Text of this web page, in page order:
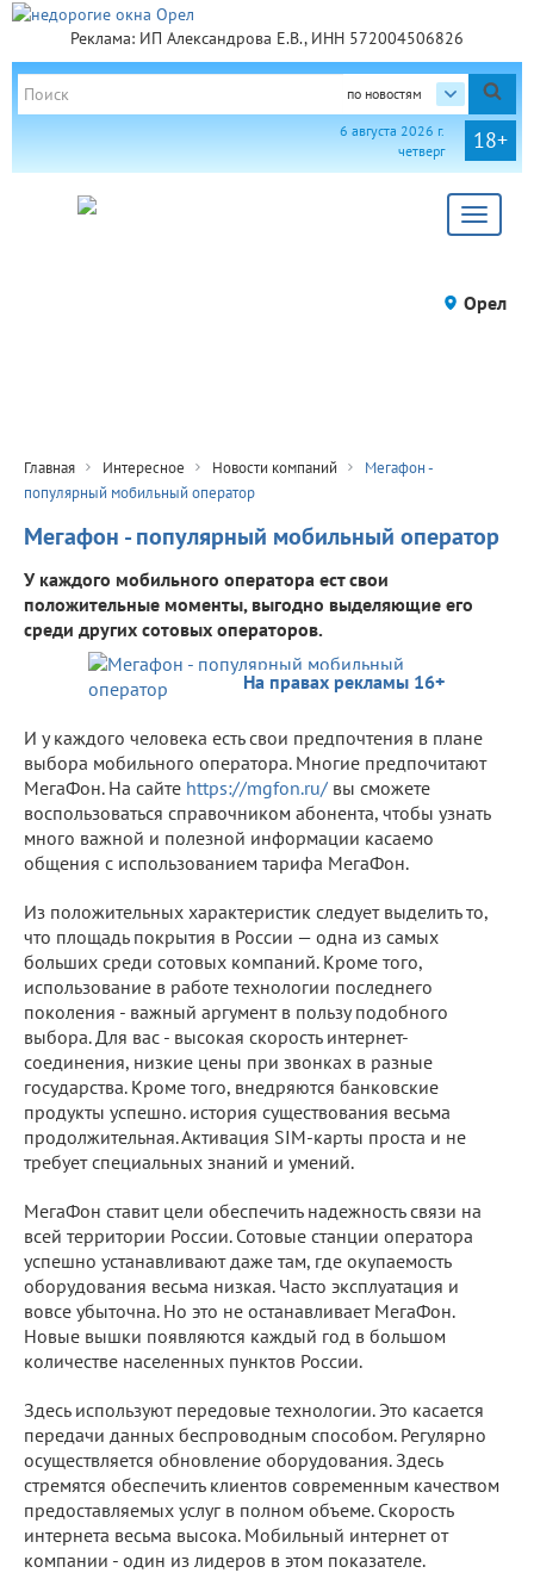
Реклама: ИП Александрова Е.В., ИНН 572004506826
по новостям
18+
6 августа 2026 г.
четверг
Toggle
Орел
Главная Интересное Новости компаний
Мегафон -
популярный мобильный оператор
Мегафон - популярный мобильный оператор
У каждого мобильного оператора ест свои
положительные моменты, выгодно выделяющие его
среди других сотовых операторов.
На правах рекламы 16+
И у каждого человека есть свои предпочтения в плане
выбора мобильного оператора. Многие предпочитают
МегаФон. На сайте https://mgfon.ru/ вы сможете
воспользоваться справочником абонента, чтобы узнать
много важной и полезной информации касаемо
общения с использованием тарифа МегаФон.
Из положительных характеристик следует выделить то,
что площадь покрытия в России — одна из самых
больших среди сотовых компаний. Кроме того,
использование в работе технологии последнего
поколения - важный аргумент в пользу подобного
выбора. Для вас - высокая скорость интернет-
соединения, низкие цены при звонках в разные
государства. Кроме того, внедряются банковские
продукты успешно. история существования весьма
продолжительная. Активация SIM-карты проста и не
требует специальных знаний и умений.
МегаФон ставит цели обеспечить надежность связи на
всей территории России. Сотовые станции оператора
успешно устанавливают даже там, где окупаемость
оборудования весьма низкая. Часто эксплуатация и
вовсе убыточна. Но это не останавливает МегаФон.
Новые вышки появляются каждый год в большом
количестве населенных пунктов России.
Здесь используют передовые технологии. Это касается
передачи данных беспроводным способом. Регулярно
осуществляется обновление оборудования. Здесь
стремятся обеспечить клиентов современным качеством
предоставляемых услуг в полном объеме. Скорость
интернета весьма высока. Мобильный интернет от
компании - один из лидеров в этом показателе.